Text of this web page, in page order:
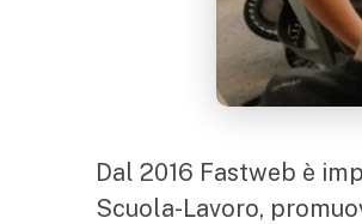
Dal 2016 Fastweb è
Scuola-Lavoro,